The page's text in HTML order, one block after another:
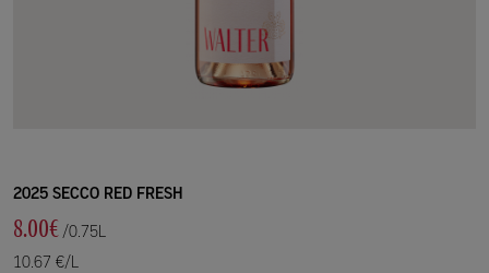
2025 SECCO RED FRESH
8.00€ /0.75L
10.67 €/L